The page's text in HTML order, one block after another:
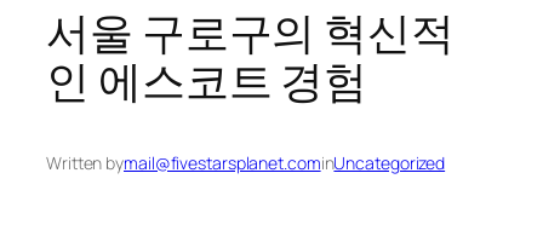
서울 구로구의 혁신적
인 에스코트 경험
Written bymail@fivestarsplanet.cominUncategorized